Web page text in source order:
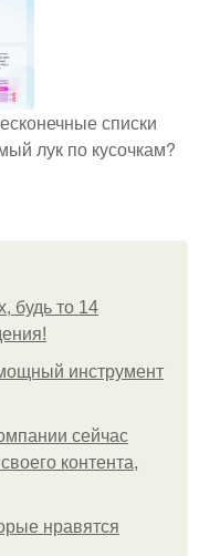
списки
лук по кусочкам?
будь то 14
инструмент
сейчас
контента,
нравятся